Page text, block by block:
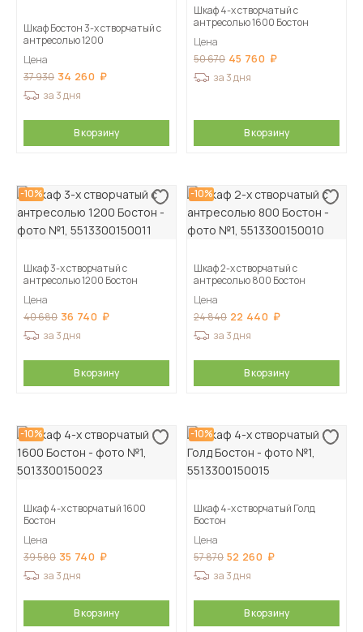
Шкаф Бостон 3-х створчатый с
антресолью 1200
Цена
37 930 34 260
за 3 дня
В корзину
Шкаф 4-х створчатый с
антресолью 1600 Бостон
Цена
50 670 45 760
за 3 дня
В корзину
-10%
Шкаф 3-х створчатый с
антресолью 1200 Бостон
Цена
40 680 36 740
за 3 дня
В корзину
-10%
Шкаф 2-х створчатый с
антресолью 800 Бостон
Цена
24 840 22 440
за 3 дня
В корзину
-10%
Шкаф 4-х створчатый 1600
Бостон
Цена
39 580 35 740
за 3 дня
В корзину
-10%
Шкаф 4-х створчатый Голд
Бостон
Цена
57 870 52 260
за 3 дня
В корзину